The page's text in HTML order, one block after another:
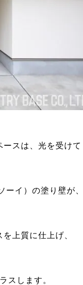
スは、光を受けて
ーイ）の塗り壁が
上質に仕上げ、
スします。